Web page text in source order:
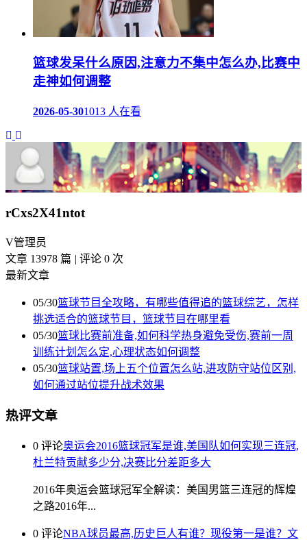
篮球发呆什么原因,注意力不集中怎么办,比赛中
走神如何调整
2026-05-301013 人在看
rCxs2X41ntot
V管理员
文章 13978 篇
评论 0 次
最新文章
05/30篮球节目全攻略，有哪些值得追的篮球综艺，怎样
挑选适合的篮球节目，篮球节目在哪里看
05/30篮球比赛前准备,如何科学热身避免受伤,赛前一周
训练计划怎么定,心理状态如何调整
05/30篮球站置,场上五个位置怎么站,进攻防守站位区别,
如何通过站位提升战术效果
热评文章
0 评论奥运会2016篮球冠军是谁,美国队如何实现三连冠,
杜兰特贡献多少分,决赛比分差距多大
2016年奥运会篮球冠军全解读：美国男篮三连冠的辉煌
之路2016年...
0 评论NBA球员最高,历史巨人有谁？现役第一是谁？文